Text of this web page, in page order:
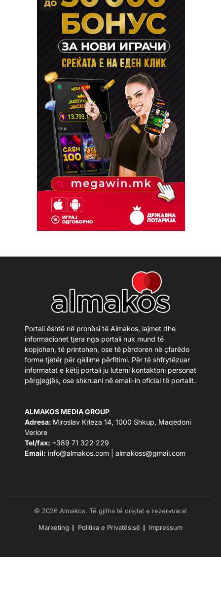
Portali është në pronësi të Almakos, lajmet dhe
informacionet tjera nga portali nuk mund të
kopjohen, të printohen, ose të përdoren në çfarëdo
forme tjetër për qëllime përfitimi. Për të shfrytëzuar
informatat e këtij portali ju lutemi kontaktoni personat
përgjegjës, ose shkruani në email-in oficial të portalit.
ALMAKOS MEDIA GROUP
Adresa: Miroslav Krleza 14, 1000 Shkup, Maqedoni
Veriore
Tel/fax: +389 71 322 229
Email: info@almakos.com almakoss@gmail.com
© 2026 Almakos. Të gjitha të drejtat e rezervuara!
Marketing Politika e Privatësisë Impressum